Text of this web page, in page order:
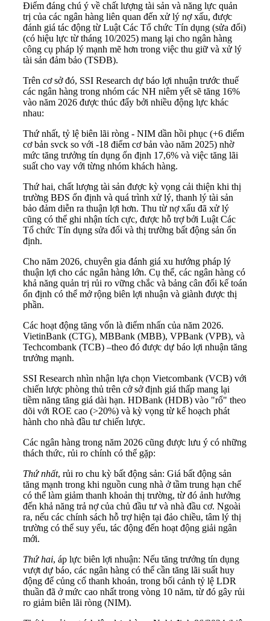
Điểm đáng chú ý về chất lượng tài sản và năng lực quản
trị của các ngân hàng liên quan đến xử lý nợ xấu, được
đánh giá tác động từ Luật Các Tổ chức Tín dụng (sửa đổi)
(có hiệu lực từ tháng 10/2025) mang lại cho ngân hàng
công cụ pháp lý mạnh mẽ hơn trong việc thu giữ và xử lý
tài sản đảm bảo (TSĐB).
Trên cơ sở đó, SSI Research dự báo lợi nhuận trước thuế
các ngân hàng trong nhóm các NH niêm yết sẽ tăng 16%
vào năm 2026 được thúc đẩy bởi nhiều động lực khác
nhau:
Thứ nhất, tỷ lệ biên lãi ròng - NIM dần hồi phục (+6 điểm
cơ bản svck so với -18 điểm cơ bản vào năm 2025) nhờ
mức tăng trưởng tín dụng ổn định 17,6% và việc tăng lãi
suất cho vay với từng nhóm khách hàng.
Thứ hai, chất lượng tài sản được kỳ vọng cải thiện khi thị
trường BĐS ổn định và quá trình xử lý, thanh lý tài sản
bảo đảm diễn ra thuận lợi hơn. Thu từ nợ xấu đã xử lý
cũng có thể ghi nhận tích cực, được hỗ trợ bởi Luật Các
Tổ chức Tín dụng sửa đổi và thị trường bất động sản ổn
định.
Cho năm 2026, chuyên gia đánh giá xu hướng pháp lý
thuận lợi cho các ngân hàng lớn. Cụ thể, các ngân hàng có
khả năng quản trị rủi ro vững chắc và bảng cân đối kế toán
ổn định có thể mở rộng biên lợi nhuận và giành được thị
phần.
Các hoạt động tăng vốn là điểm nhấn của năm 2026.
VietinBank (CTG), MBBank (MBB), VPBank (VPB), và
Techcombank (TCB) –theo đó được dự báo lợi nhuận tăng
trưởng mạnh.
SSI Research nhìn nhận lựa chọn Vietcombank (VCB) với
chiến lược phòng thủ trên cở sở định giá thấp mang lại
tiềm năng tăng giá dài hạn. HDBank (HDB) vào "rổ" theo
dõi với ROE cao (>20%) và kỳ vọng từ kế hoạch phát
hành cho nhà đầu tư chiến lược.
Các ngân hàng trong năm 2026 cũng được lưu ý có những
thách thức, rủi ro chính có thể gặp:
Thứ nhất, rủi ro chu kỳ bất động sản: Giá bất động sản
tăng mạnh trong khi nguồn cung nhà ở tầm trung hạn chế
có thể làm giảm thanh khoản thị trường, từ đó ảnh hưởng
đến khả năng trả nợ của chủ đầu tư và nhà đầu cơ. Ngoài
ra, nếu các chính sách hỗ trợ hiện tại đảo chiều, tâm lý thị
trường có thể suy yếu, tác động đến hoạt động giải ngân
mới.
Thứ hai, áp lực biên lợi nhuận: Nếu tăng trưởng tín dụng
vượt dự báo, các ngân hàng có thể cần tăng lãi suất huy
động để củng cố thanh khoản, trong bối cảnh tỷ lệ LDR
thuần đã ở mức cao nhất trong vòng 10 năm, từ đó gây rủi
ro giảm biên lãi ròng (NIM).